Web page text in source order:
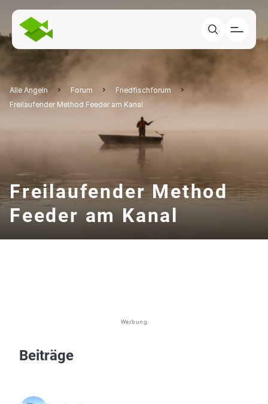
Alle Angeln Forum
Friedfischforum
Freilaufender Method Feeder am Kanal
Freilaufender Method
Feeder am Kanal
Werbung
Beiträge